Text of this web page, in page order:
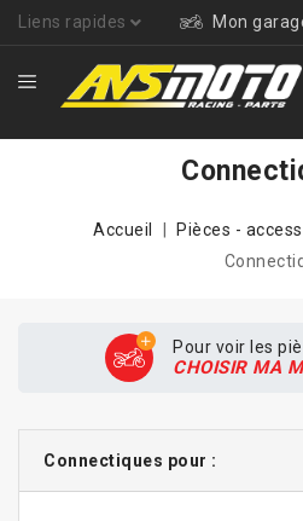
Liens rapides Mon
Accueil Pièces -
Pour voir les
CHOISIR MA
Connectiques pour :